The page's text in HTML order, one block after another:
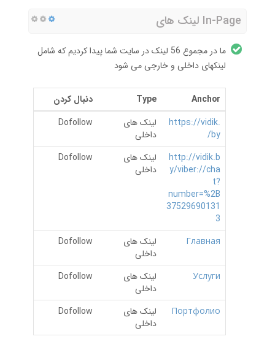
In-Page لینک های
ما در مجموع 56 لینک در سایت شما پیدا کردیم که شامل
لینکهای داخلی و خارجی می شود
Anchor
Type
دنبال کردن
https://vidik.
by/
لینک های
داخلی
Dofollow
http://vidik.b
y/viber://cha
t?
number=%2B
37529690131
3
لینک های
داخلی
Dofollow
Главная
لینک های
داخلی
Dofollow
Услуги
لینک های
داخلی
Dofollow
Портфолио
لینک های
داخلی
Dofollow